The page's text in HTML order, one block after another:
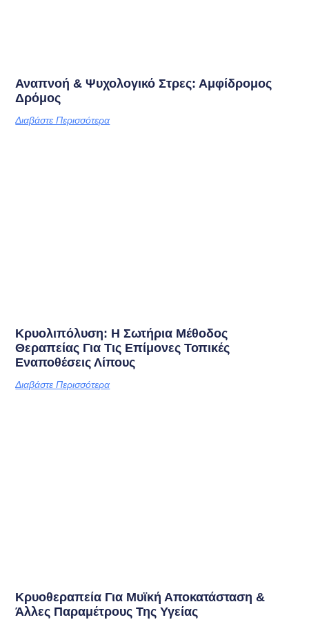
Αναπνοή & Ψυχολογικό Στρες: Αμφίδρομος
Δρόμος
Διαβάστε Περισσότερα
Κρυολιπόλυση: Η Σωτήρια Μέθοδος
Θεραπείας Για Τις Επίμονες Τοπικές
Εναποθέσεις Λίπους
Διαβάστε Περισσότερα
Κρυοθεραπεία Για Μυϊκή Αποκατάσταση &
Άλλες Παραμέτρους Της Υγείας